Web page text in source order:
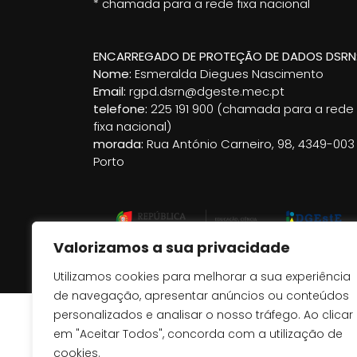
Valorizamos a sua privacidade
Utilizamos cookies para melhorar a sua experiência
de navegação, apresentar anúncios ou conteúdos
personalizados e analisar o nosso tráfego. Ao clicar
em "Aceitar Todos", concorda com a utilização de
cookies.
* chamada para a rede fixa nacional
ENCARREGADO DE PROTEÇÃO DE DADOS DSRN:
Nome: Esmeralda Diegues Nascimento
Email: rgpd.dsrn@dgeste.mec.pt
telefone: 225 191 900 (chamada para a rede
fixa nacional)
morada: Rua António Carneiro, 98, 4349-003
Porto